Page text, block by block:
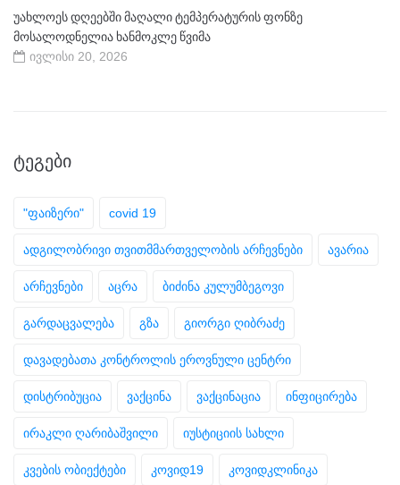
უახლოეს დღეებში მაღალი ტემპერატურის ფონზე
მოსალოდნელია ხანმოკლე წვიმა
ივლისი 20, 2026
ᲢᲔᲒᲔᲑᲘ
"ფაიზერი" covid 19
ადგილობრივი თვითმმართველობის არჩევნები ავარია
არჩევნები აცრა ბიძინა კულუმბეგოვი
გარდაცვალება გზა გიორგი ღიბრაძე
დავადებათა კონტროლის ეროვნული ცენტრი
დისტრიბუცია ვაქცინა ვაქცინაცია ინფიცირება
ირაკლი ღარიბაშვილი იუსტიციის სახლი
კვების ობიექტები კოვიდ19 კოვიდკლინიკა